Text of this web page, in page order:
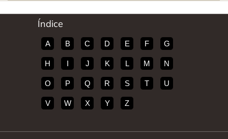
Índice
A B C D E F G
H J K L M N
O P Q R S T U
V W X Y Z